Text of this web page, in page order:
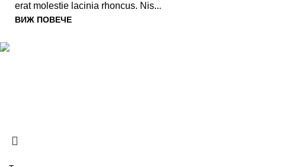
erat molestie lacinia rhoncus. Nis...
ВИЖ ПОВЕЧЕ